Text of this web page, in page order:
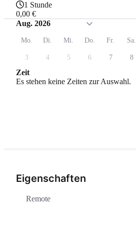
Eigenschaften
Remote
1 Stunde
0,00 €
Aug. 2026
Mo. Di. Mi. Do. Fr. Sa.
3 4 5 6 7 8
Zeit
Es stehen keine Zeiten zur Auswahl.